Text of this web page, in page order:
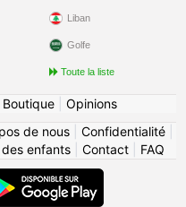
Liban
Golfe
Toute la liste
Boutique| Opinions
de nous Confidentialité
enfants| Contact| FAQ